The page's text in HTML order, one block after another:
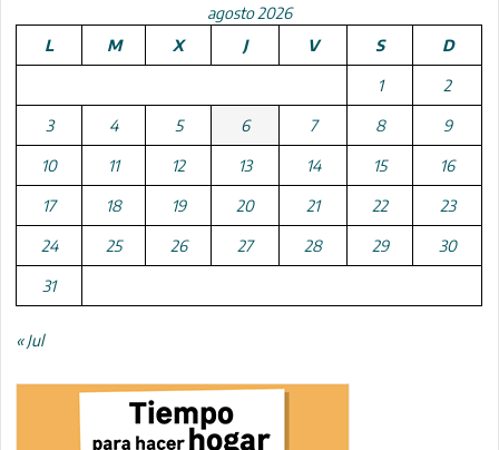
agosto 2026
L
M X J V S D
1 2
3 4 5 6 7 8 9
10 11 12 13 14 15 16
17 18 19 20 21 22 23
24 25 26 27 28 29 30
31
« Jul